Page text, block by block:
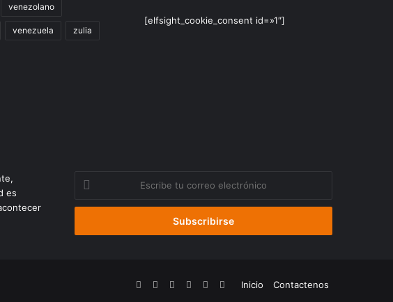
venezolano
venezuela zulia
[elfsight_cookie_consent id=»1″]
es
correo
Inicio Contactenos
FacebookYouTubeInstagramTelegramWhatsApp
Google